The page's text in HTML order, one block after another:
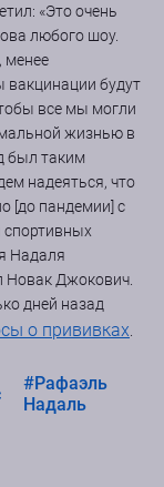
«Это очень
любого шоу.
менее
вакцинации будут
все мы могли
жизнью в
был таким
надеяться, что
[до пандемии] с
Надаля
Новак Джокович.
дней назад
о прививках
#Рафаэль
Надаль